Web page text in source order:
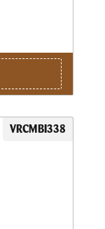
VRCMBI338